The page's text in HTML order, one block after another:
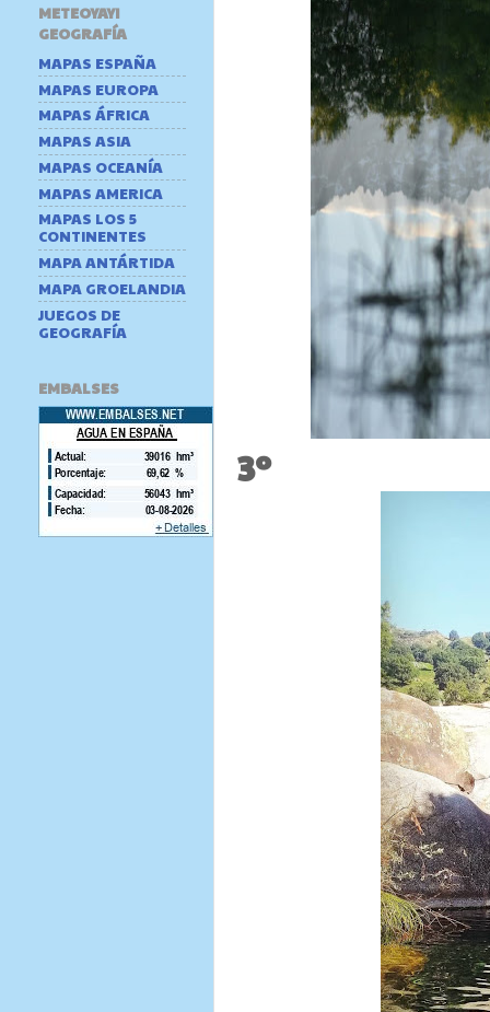
3º
METEOYAYI
GEOGRAFÍA
MAPAS ESPAÑA
MAPAS EUROPA
MAPAS ÁFRICA
MAPAS ASIA
MAPAS OCEANÍA
MAPAS AMERICA
MAPAS LOS 5
CONTINENTES
MAPA ANTÁRTIDA
MAPA GROELANDIA
JUEGOS DE
GEOGRAFÍA
EMBALSES